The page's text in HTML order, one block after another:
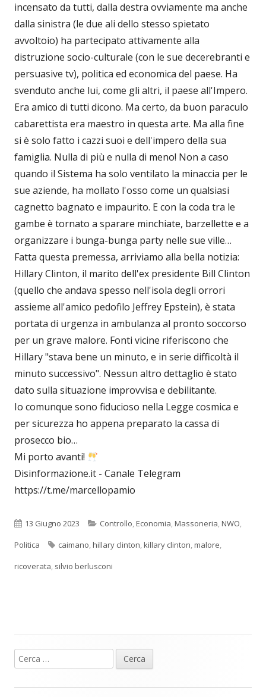
incensato da tutti, dalla destra ovviamente ma anche
dalla sinistra (le due ali dello stesso spietato
avvoltoio) ha partecipato attivamente alla
distruzione socio-culturale (con le sue decerebranti e
persuasive tv), politica ed economica del paese. Ha
svenduto anche lui, come gli altri, il paese all'Impero.
Era amico di tutti dicono. Ma certo, da buon paraculo
cabarettista era maestro in questa arte. Ma alla fine
si è solo fatto i cazzi suoi e dell'impero della sua
famiglia. Nulla di più e nulla di meno! Non a caso
quando il Sistema ha solo ventilato la minaccia per le
sue aziende, ha mollato l'osso come un qualsiasi
cagnetto bagnato e impaurito. E con la coda tra le
gambe è tornato a sparare minchiate, barzellette e a
organizzare i bunga-bunga party nelle sue ville…
Fatta questa premessa, arriviamo alla bella notizia:
Hillary Clinton, il marito dell'ex presidente Bill Clinton
(quello che andava spesso nell'isola degli orrori
assieme all'amico pedofilo Jeffrey Epstein), è stata
portata di urgenza in ambulanza al pronto soccorso
per un grave malore. Fonti vicine riferiscono che
Hillary "stava bene un minuto, e in serie difficoltà il
minuto successivo". Nessun altro dettaglio è stato
dato sulla situazione improvvisa e debilitante.
Io comunque sono fiducioso nella Legge cosmica e
per sicurezza ho appena preparato la cassa di
prosecco bio…
Mi porto avanti!
Disinformazione.it - Canale Telegram
https://t.me/marcellopamio
Pubblicato
13 Giugno 2023 Categorie
Controllo,Economia,Massoneria,NWO,
Politica
Tag
caimano,hillary clinton,killary clinton,malore,
ricoverata, silvio berlusconi
Barra
laterale
Ricerca
per: